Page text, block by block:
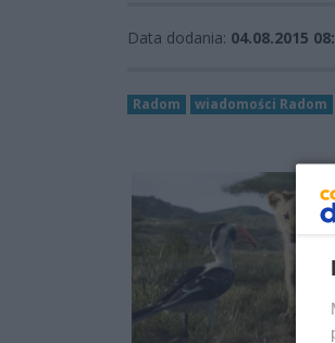
Data dodania: 04.08.2015
Radom wiadomości Radom